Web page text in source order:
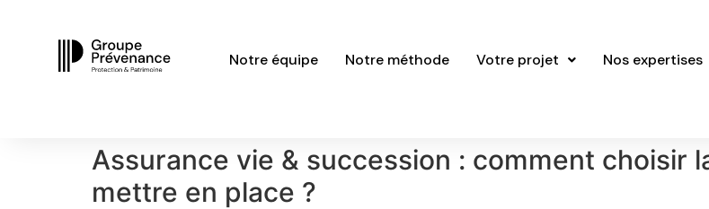
Notre équipe Notre méthode Votre projet Nos expertises
Assurance vie & succession : comment choisir
mettre en place ?